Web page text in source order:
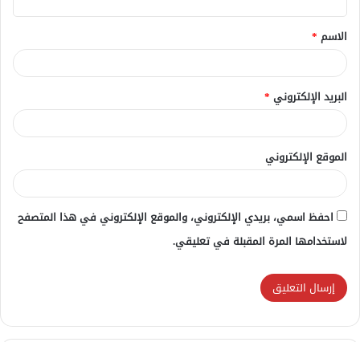
ق
*
الاسم *
البريد الإلكتروني *
الموقع الإلكتروني
احفظ اسمي، بريدي الإلكتروني، والموقع الإلكتروني في هذا المتصفح
لاستخدامها المرة المقبلة في تعليقي.